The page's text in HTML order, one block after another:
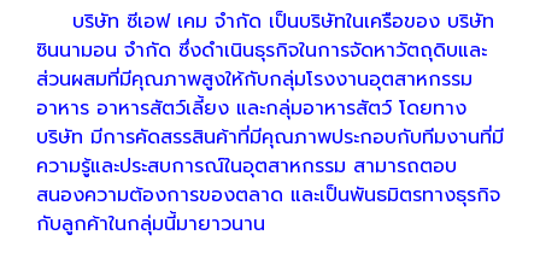
บริษัท ซีเอฟ เคม จำกัด เป็นบริษัทในเครือของ บริษัท
ซินนามอน จำกัด ซึ่งดำเนินธุรกิจในการจัดหาวัตถุดิบและ
ส่วนผสมที่มีคุณภาพสูงให้กับกลุ่มโรงงานอุตสาหกรรม
อาหาร อาหารสัตว์เลี้ยง และกลุ่มอาหารสัตว์ โดยทาง
บริษัท มีการคัดสรรสินค้าที่มีคุณภาพประกอบกับทีมงานที่มี
ความรู้และประสบการณ์ในอุตสาหกรรม สามารถตอบ
สนองความต้องการของตลาด และเป็นพันธมิตรทางธุรกิจ
กับลูกค้าในกลุ่มนี้มายาวนาน